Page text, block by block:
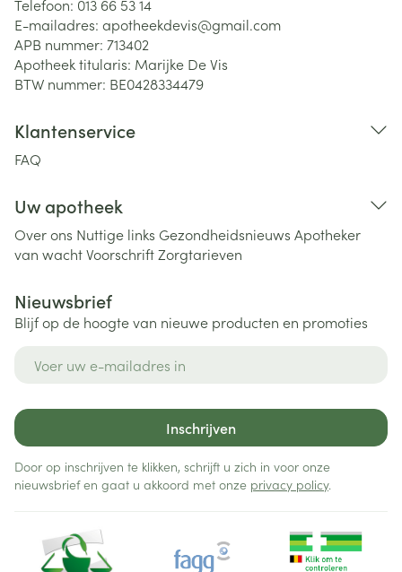
Telefoon: 013 66 53 14
E-mailadres: apotheekdevis@gmail.com
APB nummer: 713402
Apotheek titularis: Marijke De Vis
BTW nummer: BE0428334479
Klantenservice
FAQ
Uw apotheek
Over ons Nuttige links Gezondheidsnieuws Apotheker
van wachtVoorschriftZorgtarieven
Nieuwsbrief
Blijf op de hoogte van nieuwe producten en promoties
Inschrijven
Door op inschrijven te klikken, schrijft u zich in voor onze
nieuwsbrief en gaat u akkoord met onze privacy policy.